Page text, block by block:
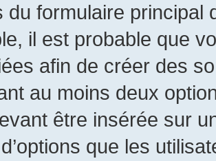
du formulaire principal
il est probable que
afin de créer des
au moins deux
être insérée sur
que les